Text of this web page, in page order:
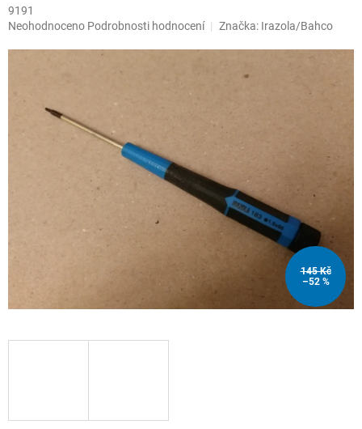
9191
Průměrné
hvězdiček.
Neohodnoceno Podrobnosti hodnocení Značka: Irazola/Bahco
145 Kč
–52 %